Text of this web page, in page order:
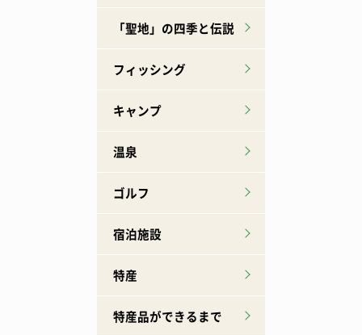
「聖地」の四季と伝説
フィッシング
キャンプ
温泉
ゴルフ
宿泊施設
特産
特産品ができるまで